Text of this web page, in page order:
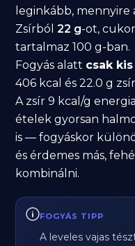
leginkább, mennyire
Zsírból22 g-ot,
tartalmaz 100 g-ban.
Fogyás alatt csak
406 kcal és 22.0 g
A zsír 9 kcal/g
ételek gyorsan
is — fogyáskor
és érdemes más,
kombinálni.
FOGYÁS TIPP
A leveles vajas